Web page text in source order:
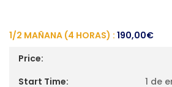
1/2 MAÑANA (4 HORAS) : 190,00€
1 de